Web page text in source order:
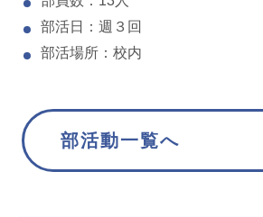
部活日：週３回
部活場所：校内
部活動一覧へ